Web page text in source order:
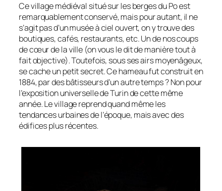
Ce village médiéval situé sur les berges du Po est
remarquablement conservé, mais pour autant, il ne
s’agit pas d’un musée à ciel ouvert, on y trouve des
boutiques, cafés, restaurants, etc. Un de nos coups
de cœur de la ville (on vous le dit de manière tout à
fait objective). Toutefois, sous ses airs moyenâgeux,
se cache un petit secret. Ce hameau fut construit en
1884, par des bâtisseurs d’un autre temps ? Non pour
l’exposition universelle de Turin de cette même
année. Le village reprend quand même les
tendances urbaines de l’époque, mais avec des
édifices plus récentes.